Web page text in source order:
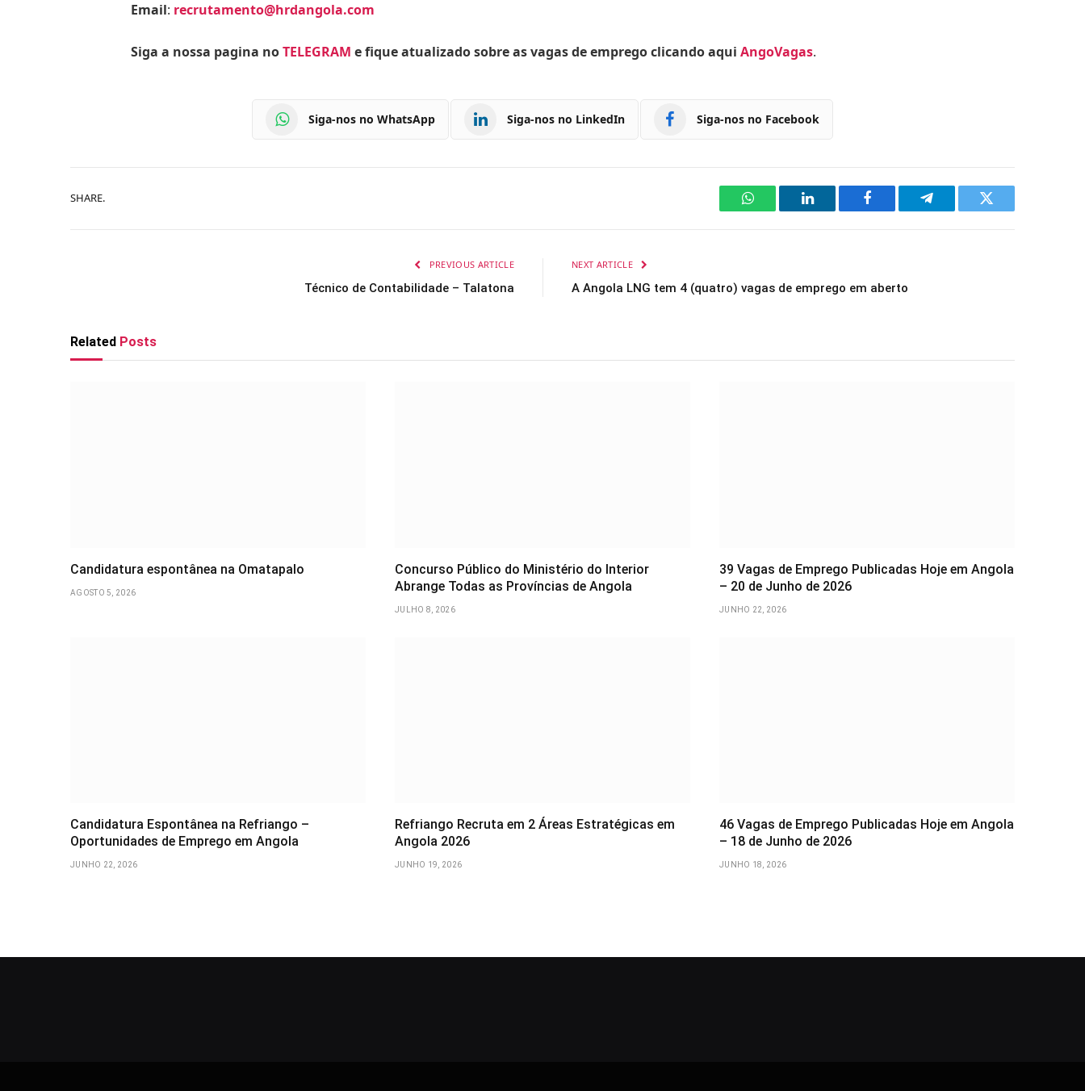
Email: recrutamento@hrdangola.com
Siga a nossa pagina noTELEGRAM e fique atualizado sobre as vagas de emprego clicando aqui AngoVagas.
Siga-nos no WhatsApp Siga-nos no LinkedIn Siga-nos no Facebook
SHARE.
WhatsAppLinkedIn Facebook Telegram Twitter
PREVIOUS ARTICLE
Técnico de Contabilidade – Talatona
NEXT ARTICLE
A Angola LNG tem 4 (quatro) vagas de emprego em aberto
Related Posts
Candidatura espontânea na Omatapalo
AGOSTO 5, 2026
Concurso Público do Ministério do Interior
Abrange Todas as Províncias de Angola
JULHO 8, 2026
39 Vagas de Emprego Publicadas Hoje em Angola
– 20 de Junho de 2026
JUNHO 22, 2026
Candidatura Espontânea na Refriango –
Oportunidades de Emprego em Angola
JUNHO 22, 2026
Refriango Recruta em 2 Áreas Estratégicas em
Angola 2026
JUNHO 19, 2026
46 Vagas de Emprego Publicadas Hoje em Angola
– 18 de Junho de 2026
JUNHO 18, 2026